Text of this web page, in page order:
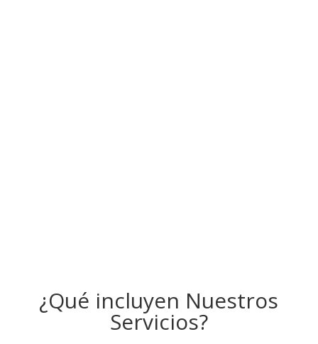
¿Qué incluyen Nuestros
Servicios?